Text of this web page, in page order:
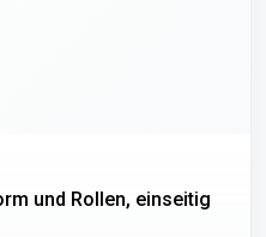
und Rollen, einseitig